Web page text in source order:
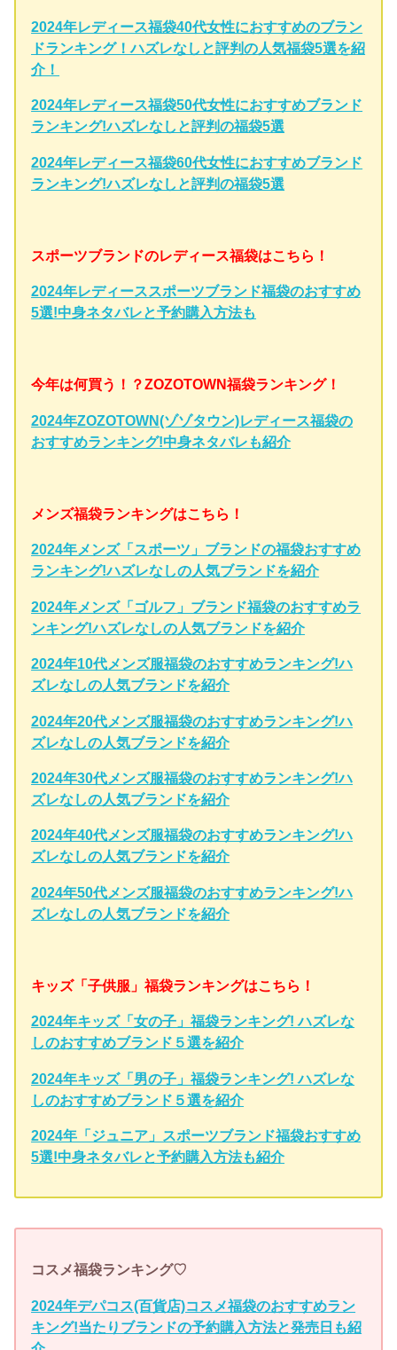
2024年レディース福袋40代女性におすすめのブラン
ドランキング！ハズレなしと評判の人気福袋5選を紹
介！
2024年レディース福袋50代女性におすすめブランド
ランキング!ハズレなしと評判の福袋5選
2024年レディース福袋60代女性におすすめブランド
ランキング!ハズレなしと評判の福袋5選
スポーツブランドのレディース福袋はこちら！
2024年レディーススポーツブランド福袋のおすすめ
5選!中身ネタバレと予約購入方法も
今年は何買う！？ZOZOTOWN福袋ランキング！
2024年ZOZOTOWN(ゾゾタウン)レディース福袋の
おすすめランキング!中身ネタバレも紹介
メンズ福袋ランキングはこちら！
2024年メンズ「スポーツ」ブランドの福袋おすすめ
ランキング!ハズレなしの人気ブランドを紹介
2024年メンズ「ゴルフ」ブランド福袋のおすすめラ
ンキング!ハズレなしの人気ブランドを紹介
2024年10代メンズ服福袋のおすすめランキング!ハ
ズレなしの人気ブランドを紹介
2024年20代メンズ服福袋のおすすめランキング!ハ
ズレなしの人気ブランドを紹介
2024年30代メンズ服福袋のおすすめランキング!ハ
ズレなしの人気ブランドを紹介
2024年40代メンズ服福袋のおすすめランキング!ハ
ズレなしの人気ブランドを紹介
2024年50代メンズ服福袋のおすすめランキング!ハ
ズレなしの人気ブランドを紹介
キッズ「子供服」福袋ランキングはこちら！
2024年キッズ「女の子」福袋ランキング! ハズレな
しのおすすめブランド５選を紹介
2024年キッズ「男の子」福袋ランキング! ハズレな
しのおすすめブランド５選を紹介
2024年「ジュニア」スポーツブランド福袋おすすめ
5選!中身ネタバレと予約購入方法も紹介
コスメ福袋ランキング♡
2024年デパコス(百貨店)コスメ福袋のおすすめラン
キング!当たりブランドの予約購入方法と発売日も紹